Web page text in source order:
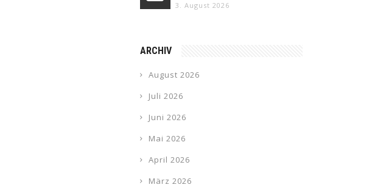
3. August 2026
ARCHIV
August 2026
Juli 2026
Juni 2026
Mai 2026
April 2026
März 2026